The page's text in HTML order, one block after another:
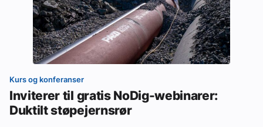
Kurs og konferanser
Inviterer til gratis NoDig-webinarer:
Duktilt støpejernsrør